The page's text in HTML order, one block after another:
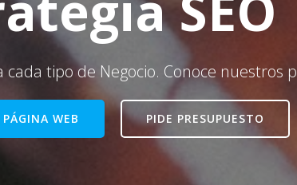
cada tipo de Negocio. Conoce nuestros
WEB PIDE PRESUPUESTO